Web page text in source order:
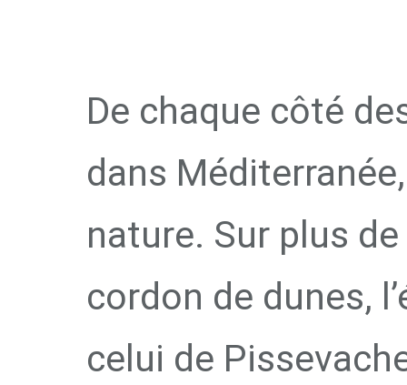
De chaque côté
dans
nature. Sur plus
cordon de dunes,
celui de